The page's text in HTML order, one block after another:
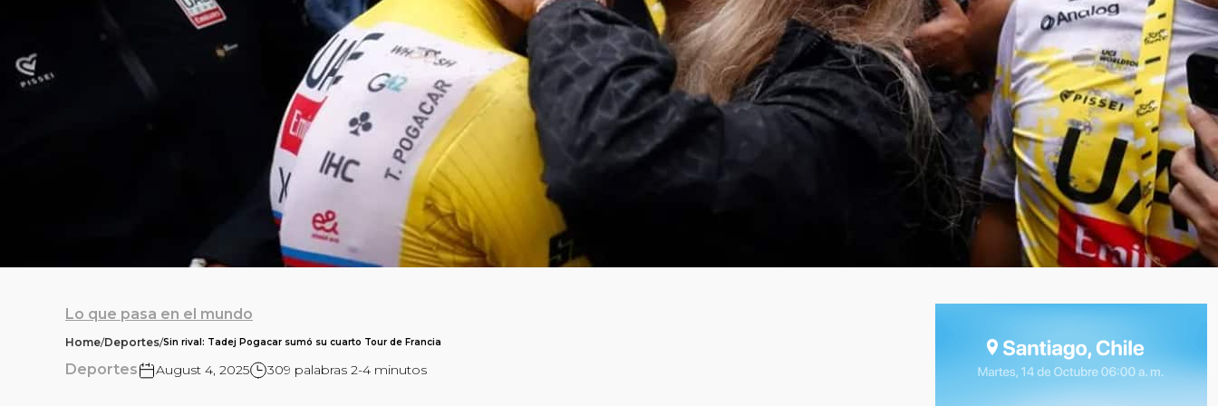
Lo que pasa en el mundo
Home/Deportes/Sin rival: Tadej Pogacar sumó su cuarto Tour de Francia
Deportes August 4, 2025 309 palabras 2-4 minutos